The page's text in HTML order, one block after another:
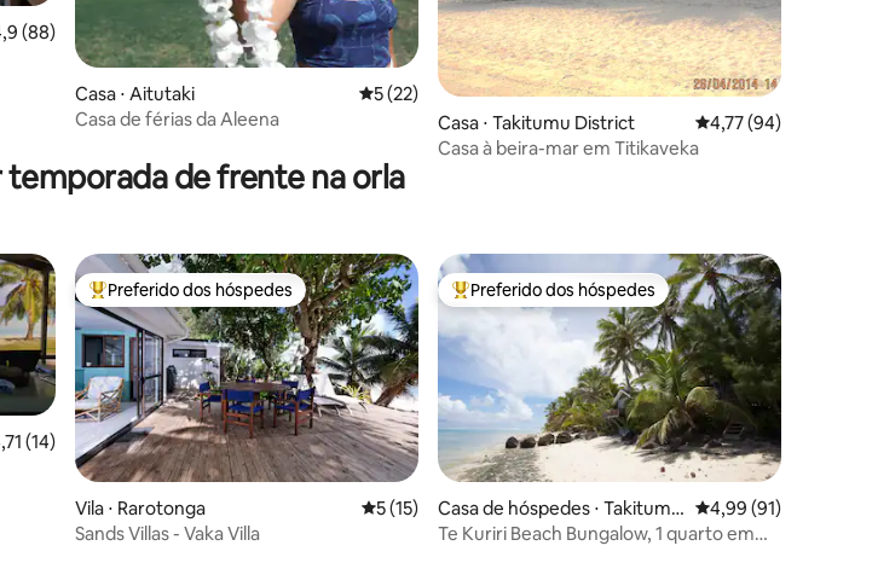
de uma avaliação média de 5, 88 avaliações
(88)
Casa ⋅ Aitutaki 5 de uma avaliação média de 5, 22 avaliações
5 (22)
Casa de férias da Aleena
Casa ⋅ Takitumu District 4,77 de uma
4,77 (94)
Casa à beira-mar em Titikaveka
de frente na orla
de uma avaliação média de 5, 14 avaliações
(14)
Entre os melhores preferidos dos hóspedes
Preferido dos hóspedes
Vila ⋅ Rarotonga 5 de uma avaliação média de 5, 15 avaliações
5 (15)
Sands Villas - Vaka Villa
Entre os melhores preferidos dos hóspedes
Preferido dos hóspedes
Casa de hóspedes ⋅ Takitumu
District
4,99 de uma
4,99 (91)
Te Kuriri Beach Bungalow, 1 quarto em